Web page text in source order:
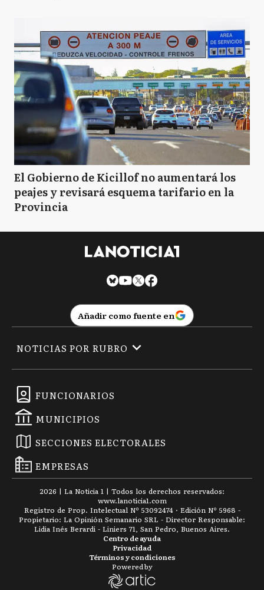
El Gobierno de Kicillof no aumentará los
peajes y revisará esquema tarifario en la
Provincia
Añadir como fuente en
FUNCIONARIOS
MUNICIPIOS
SECCIONES ELECTORALES
EMPRESAS
NOTICIAS POR RUBRO
2026 | La Noticia 1 | Todos los derechos reservados:
www.lanoticia1.com
Registro de Prop. Intelectual Nº 53092474 · Edición Nº 5968 -
Propietario: La Opinión Semanario SRL - Director Responsable:
Lidia Inés Berardi - Liniers 71, San Pedro, Buenos Aires.
Términos y condiciones
Privacidad
Centro de ayuda
Powered by